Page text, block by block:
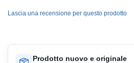
Lascia una recensione per questo prodotto
Prodotto nuovo e originale